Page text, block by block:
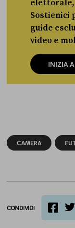
Sostienici
guide
video e
INIZIA
CAMERA
CONDIVIDI